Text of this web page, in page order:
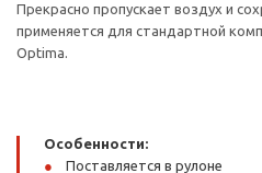
Прекрасно пропускает воздух и
применяется для стандартной
Optima.
Особенности:
Поставляется в рулоне